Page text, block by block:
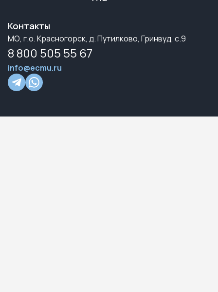
Контакты
МО, г.о. Красногорск, д. Путилково, Гринвуд, с.9
8 800 505 55 67
info@ecmu.ru